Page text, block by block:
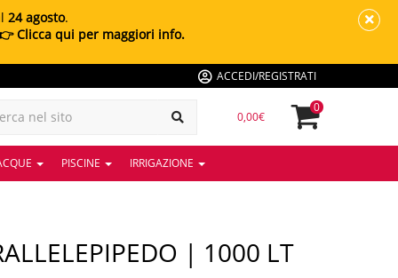
24 agosto.
Clicca qui per maggiori info.
ACCEDI/REGISTRATI
0,00€
0
PISCINE IRRIGAZIONE